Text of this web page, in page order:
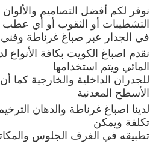
نوفر لكم أفضل التصاميم
التشطيبات أو الثقوب أو أي عطب
في الجدار عبر صباغ غرناطة
نقدم اصباغ الكويت بكافة
المائي ويتم استخدامها
للجدران الداخلية والخارجية كما
الأسطح المعدنية
لدينا اصباغ غرناطة والدهان
تكلفة ويمكن
تطبيقه في الغرف الجلوس